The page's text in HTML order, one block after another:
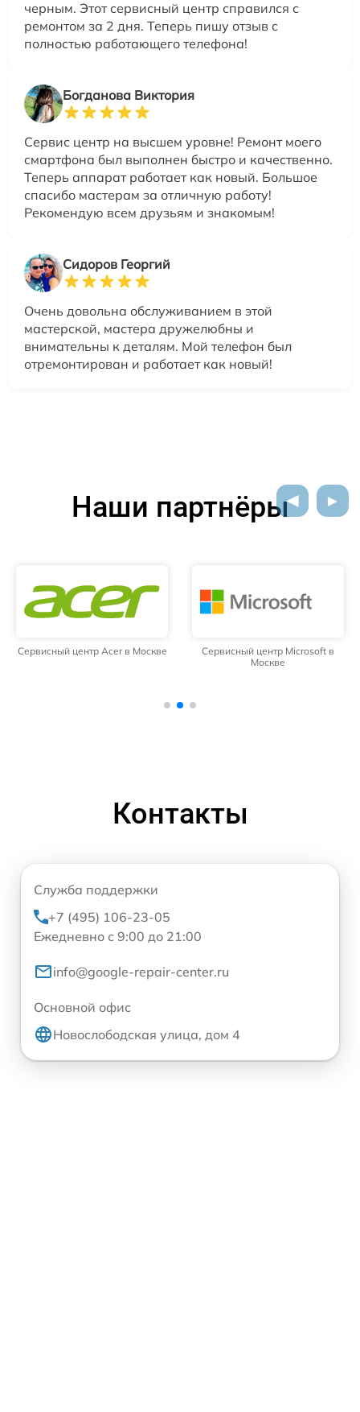
черным. Этот сервисный центр справился с
ремонтом за 2 дня. Теперь пишу отзыв с
полностью работающего телефона!
Богданова Виктория
Сервис центр на высшем уровне! Ремонт моего
смартфона был выполнен быстро и качественно.
Теперь аппарат работает как новый. Большое
спасибо мастерам за отличную работу!
Рекомендую всем друзьям и знакомым!
Сидоров Георгий
Очень довольна обслуживанием в этой
мастерской, мастера дружелюбны и
внимательны к деталям. Мой телефон был
отремонтирован и работает как новый!
Наши партнёры
Сервисный центр Acer в Москве
Сервисный центр Microsoft в
Москве
Контакты
Служба поддержки
+7 (495) 106-23-05
Ежедневно с 9:00 до 21:00
info@google-repair-center.ru
Основной офис
Новослободская улица, дом 4